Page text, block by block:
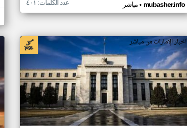
مباشر• mubasher.info عدد الكلمات: ٤٠١
اخبار الإمارات من مباشر